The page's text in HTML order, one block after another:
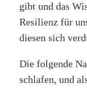
gibt und das
Resilienz für
diesen sich
Die folgende
schlafen, und